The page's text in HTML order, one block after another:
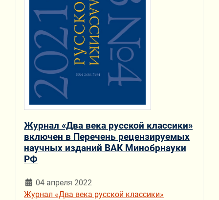
Журнал «Два века русской классики»
включен в Перечень рецензируемых
научных изданий ВАК Минобрнауки
РФ
04 апреля 2022
Журнал «Два века русской классики»